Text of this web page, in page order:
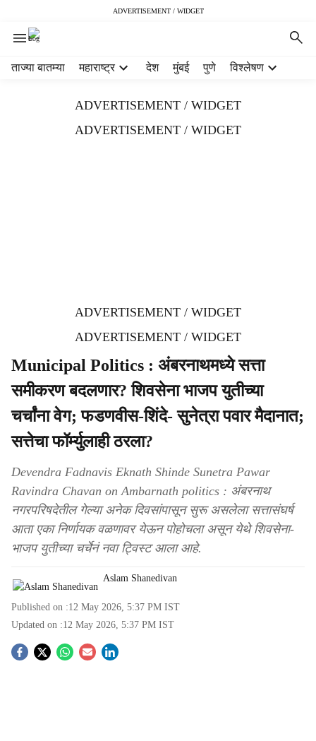
ADVERTISEMENT / WIDGET
ताज्या बातम्या महाराष्ट्र देश मुंबई पुणे विश्लेषण
ADVERTISEMENT / WIDGET
ADVERTISEMENT / WIDGET
ADVERTISEMENT / WIDGET
ADVERTISEMENT / WIDGET
Municipal Politics : अंबरनाथमध्ये सत्ता
समीकरण बदलणार? शिवसेना भाजप युतीच्या
चर्चांना वेग; फडणवीस-शिंदे- सुनेत्रा पवार मैदानात;
सत्तेचा फॉर्म्युलाही ठरला?
Devendra Fadnavis Eknath Shinde Sunetra Pawar
Ravindra Chavan on Ambarnath politics : अंबरनाथ
नगरपरिषदेतील गेल्या अनेक दिवसांपासून सुरू असलेला सत्तासंघर्ष
आता एका निर्णायक वळणावर येऊन पोहोचला असून येथे शिवसेना-
भाजप युतीच्या चर्चेनं नवा ट्विस्ट आला आहे.
Aslam Shanedivan
Published on :12 May 2026, 5:37 PM IST
Updated on :12 May 2026, 5:37 PM IST
S